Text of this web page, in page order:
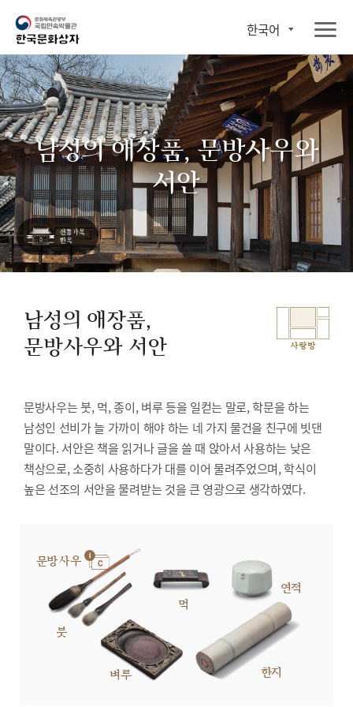
한국어
남성의 애장품, 문방사우와
서안
남성의 애장품,
문방사우와 서안
사랑방
문방사우는 붓, 먹, 종이, 벼루 등을 일컫는 말로, 학문을 하는
남성인 선비가 늘 가까이 해야 하는 네 가지 물건을 친구에 빗댄
말이다. 서안은 책을 읽거나 글을 쓸 때 앉아서 사용하는 낮은
책상으로, 소중히 사용하다가 대를 이어 물려주었으며, 학식이
높은 선조의 서안을 물려받는 것을 큰 영광으로 생각하였다.
문방사우
붓
먹
연적
벼루 한지